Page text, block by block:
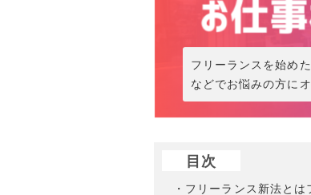
フリーランスを始め
などでお悩みの方に
目次
・フリーランス新法と